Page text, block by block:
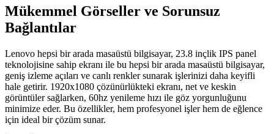
Mükemmel Görseller ve Sorunsuz
Bağlantılar
Lenovo hepsi bir arada masaüstü bilgisayar, 23.8 inçlik IPS panel
teknolojisine sahip ekranı ile bu hepsi bir arada masaüstü bilgisayar,
geniş izleme açıları ve canlı renkler sunarak işlerinizi daha keyifli
hale getirir. 1920x1080 çözünürlükteki ekranı, net ve keskin
görüntüler sağlarken, 60hz yenileme hızı ile göz yorgunluğunu
minimize eder. Bu özellikler, hem profesyonel işler hem de eğlence
için ideal bir çözüm sunar.